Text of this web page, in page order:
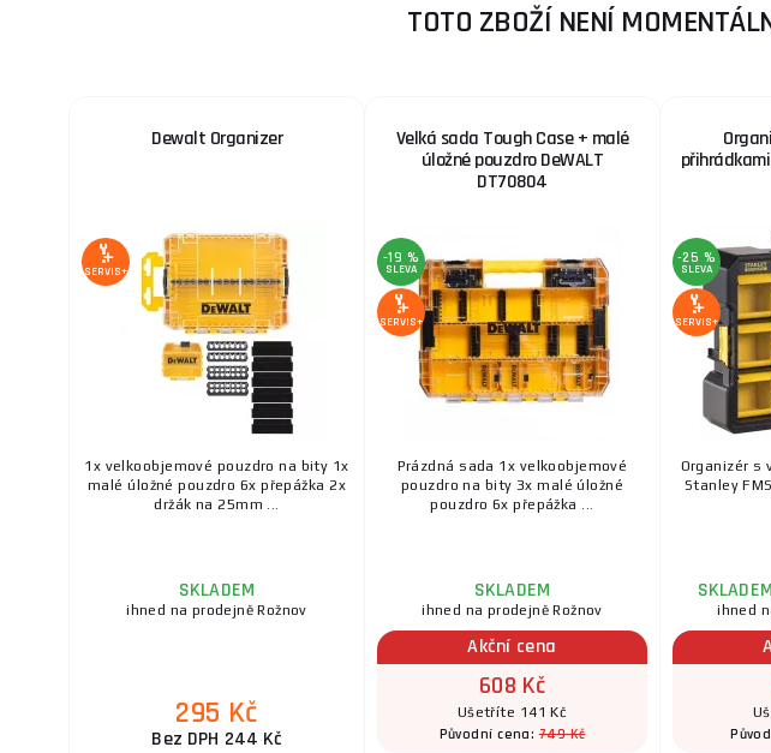
TOTO ZBOŽÍ NENÍ
Dewalt Organizer
SERVIS+
1x velkoobjemové pouzdro na bity 1x
malé úložné pouzdro 6x přepážka 2x
držák na 25mm ...
SKLADEM
ihned na prodejně Rožnov
295 Kč
Bez DPH 244 Kč
Velká sada Tough Case + malé
úložné pouzdro DeWALT
DT70804
-19 %
SLEVA
SERVIS+
Prázdná sada 1x velkoobjemové
pouzdro na bity 3x malé úložné
pouzdro 6x přepážka ...
SKLADEM
ihned na prodejně Rožnov
Akční cena
608 Kč
Ušetříte 141 Kč
Původní cena:749 Kč
-25 %
SLEVA
SERVIS+
Organizér s
Stanley
ihned